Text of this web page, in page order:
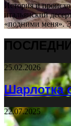
История и
итальянский
«подними меня».
25.02.2026
Шарлотка
22.07.2025